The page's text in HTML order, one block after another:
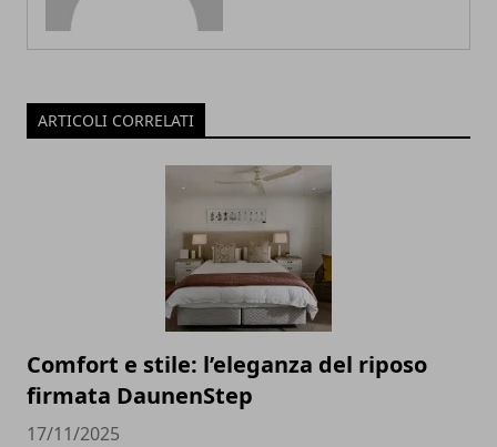
ARTICOLI CORRELATI
Comfort e stile: l’eleganza del riposo
firmata DaunenStep
17/11/2025